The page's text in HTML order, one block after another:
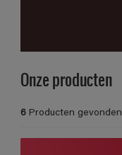
Onze producten
6 Producten gevonden